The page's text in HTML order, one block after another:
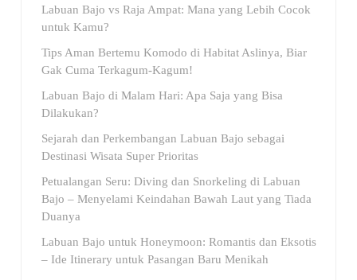
Labuan Bajo vs Raja Ampat: Mana yang Lebih Cocok
untuk Kamu?
Tips Aman Bertemu Komodo di Habitat Aslinya, Biar
Gak Cuma Terkagum-Kagum!
Labuan Bajo di Malam Hari: Apa Saja yang Bisa
Dilakukan?
Sejarah dan Perkembangan Labuan Bajo sebagai
Destinasi Wisata Super Prioritas
Petualangan Seru: Diving dan Snorkeling di Labuan
Bajo – Menyelami Keindahan Bawah Laut yang Tiada
Duanya
Labuan Bajo untuk Honeymoon: Romantis dan Eksotis
– Ide Itinerary untuk Pasangan Baru Menikah